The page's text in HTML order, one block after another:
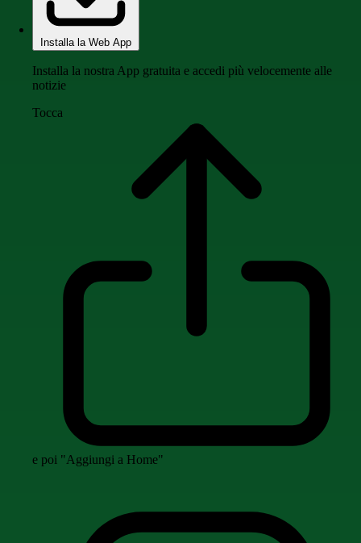
Installa la Web App
Installa la nostra App gratuita e accedi più velocemente alle
notizie
Tocca
e poi "Aggiungi a Home"